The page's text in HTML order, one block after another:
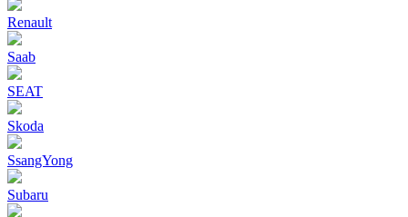
Renault
Saab
SEAT
Skoda
SsangYong
Subaru